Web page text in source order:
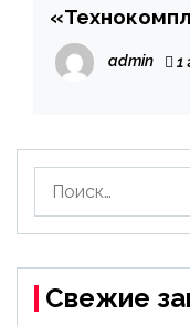
решение
admin 1
Свежие